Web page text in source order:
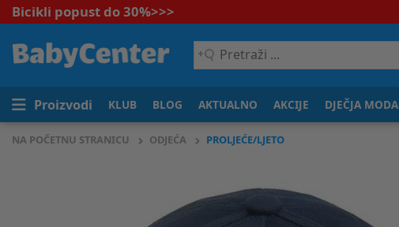
Bicikli popust do 30%>>>
Pretraži
...
Proizvodi KLUB BLOG AKTUALNO AKCIJE DJEČJA MODA
NA POČETNU STRANICU ODJEĆA PROLJEĆE/LJETO